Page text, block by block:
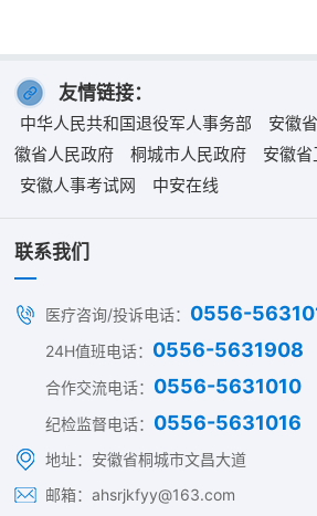
友情链接：
中华人民共和国退役军人事务部 安徽
徽省人民政府
桐城市人民政府 安徽
安徽人事考试网
中安在线
联系我们
医疗咨询/投诉电话： 0556-
24H值班电话： 0556-5631908
合作交流电话： 0556-5631010
纪检监督电话： 0556-5631016
地址：安徽省桐城市文昌大道
邮箱：ahsrjkfyy@163.com